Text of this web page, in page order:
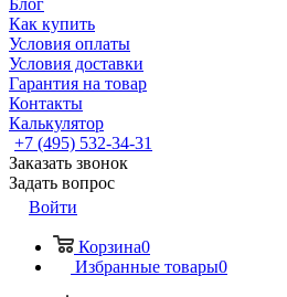
Блог
Как купить
Условия оплаты
Условия доставки
Гарантия на товар
Контакты
Калькулятор
+7 (495) 532‑34‑31
Заказать звонок
Задать вопрос
Войти
Корзина0
Избранные товары0